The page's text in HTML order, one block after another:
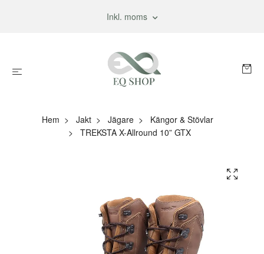
Inkl. moms
Hem Jakt Jägare
Kängor & Stövlar
TREKSTA X-Allround 10” GTX